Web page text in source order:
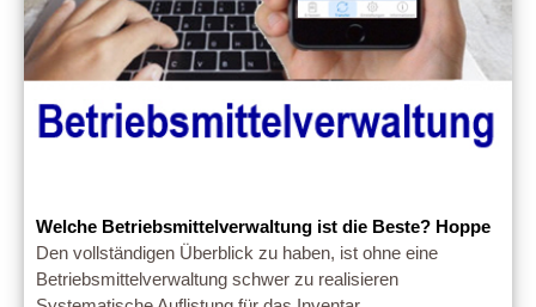
Welche Betriebsmittelverwaltung ist die Beste? Hoppe
Den vollständigen Überblick zu haben, ist ohne eine
Betriebsmittelverwaltung schwer zu realisieren